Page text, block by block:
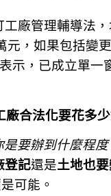
廠管理輔導法
元，如果包括變
示，已成立單一
廠合法化要花多
是要辦到什麼程度
登記還是土地也
可能。